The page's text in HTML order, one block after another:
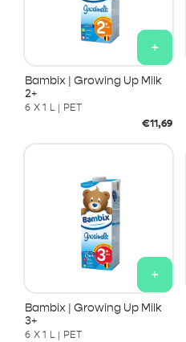
+
Bambix | Growing Up Milk
2+
6 X 1 L | PET
Prix
€11,69
+
Bambix | Growing Up Milk
3+
6 X 1 L | PET